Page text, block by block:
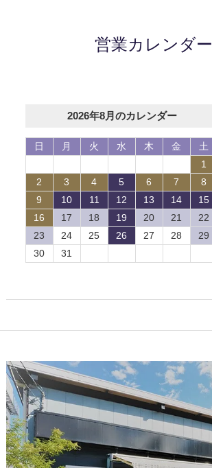
営業カレンダー
2026年8月のカレンダー
日 月 火 水 木 金
土
1
2
3 4 5 6 7
8
9
10 11 12 13 14
15
16
17 18 19 20 21
22
23
24 25 26 27 28
29
30
31